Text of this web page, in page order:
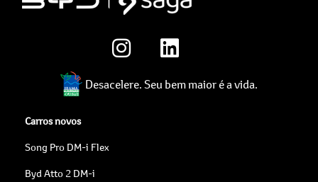
Desacelere. Seu bem maior é a vida.
Carros novos
Song Pro DM-i Flex
Byd Atto 2 DM-i